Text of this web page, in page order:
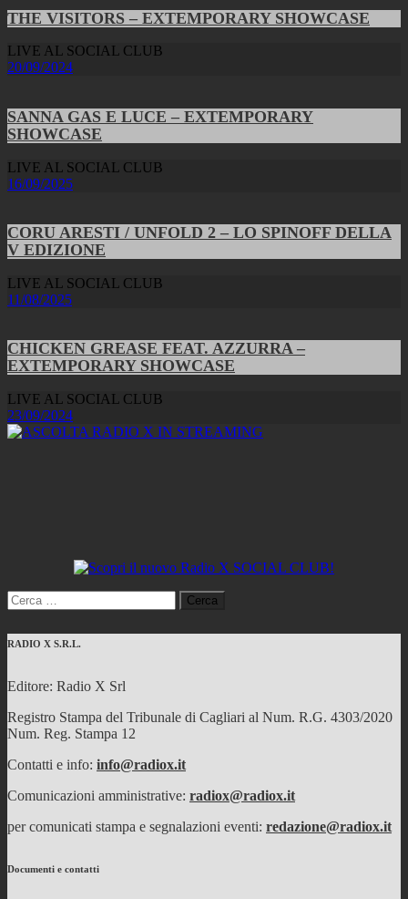
THE VISITORS – EXTEMPORARY SHOWCASE
LIVE AL SOCIAL CLUB
20/09/2024
SANNA GAS E LUCE – EXTEMPORARY
SHOWCASE
LIVE AL SOCIAL CLUB
16/09/2025
CORU ARESTI / UNFOLD 2 – LO SPINOFF DELLA
V EDIZIONE
LIVE AL SOCIAL CLUB
11/08/2025
CHICKEN GREASE FEAT. AZZURRA –
EXTEMPORARY SHOWCASE
LIVE AL SOCIAL CLUB
23/09/2024
Ricerca
per:
RADIO X S.R.L.
Editore: Radio X Srl
Registro Stampa del Tribunale di Cagliari al Num. R.G. 4303/2020
Num. Reg. Stampa 12
Contatti e info: info@radiox.it
Comunicazioni amministrative: radiox@radiox.it
per comunicati stampa e segnalazioni eventi: redazione@radiox.it
Documenti e contatti